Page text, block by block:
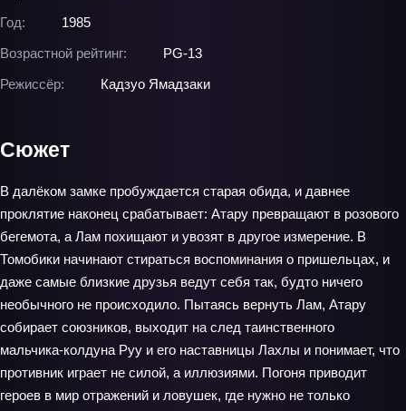
Год:
1985
Возрастной рейтинг:
PG-13
Режиссёр:
Кадзуо Ямадзаки
Сюжет
В далёком замке пробуждается старая обида, и давнее
проклятие наконец срабатывает: Атару превращают в розового
бегемота, а Лам похищают и увозят в другое измерение. В
Томобики начинают стираться воспоминания о пришельцах, и
даже самые близкие друзья ведут себя так, будто ничего
необычного не происходило. Пытаясь вернуть Лам, Атару
собирает союзников, выходит на след таинственного
мальчика‑колдуна Руу и его наставницы Лахлы и понимает, что
противник играет не силой, а иллюзиями. Погоня приводит
героев в мир отражений и ловушек, где нужно не только